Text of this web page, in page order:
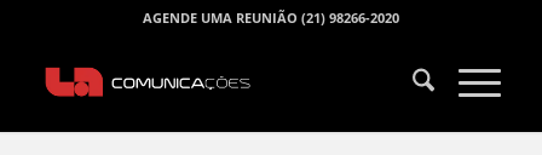
AGENDE UMA REUNIÃO (21) 98266-2020